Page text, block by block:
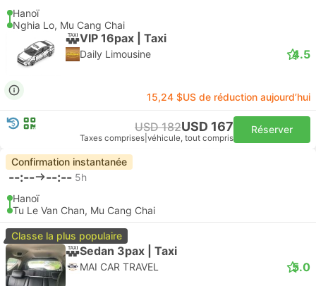
Hanoï
Nghia Lo, Mu Cang Chai
VIP 16pax | Taxi
Daily Limousine 4.5
15,24 $US de réduction aujourd’hui
USD 182USD 167
Taxes comprises véhicule, tout compris
Réserver
Confirmation instantanée
--:-- --:-- 5h
Hanoï
Tu Le Van Chan, Mu Cang Chai
Classe la plus populaire
Sedan 3pax | Taxi
MAI CAR TRAVEL 5.0